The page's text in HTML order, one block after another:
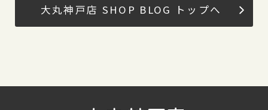
大丸神戸店 SHOP BLOG トップへ